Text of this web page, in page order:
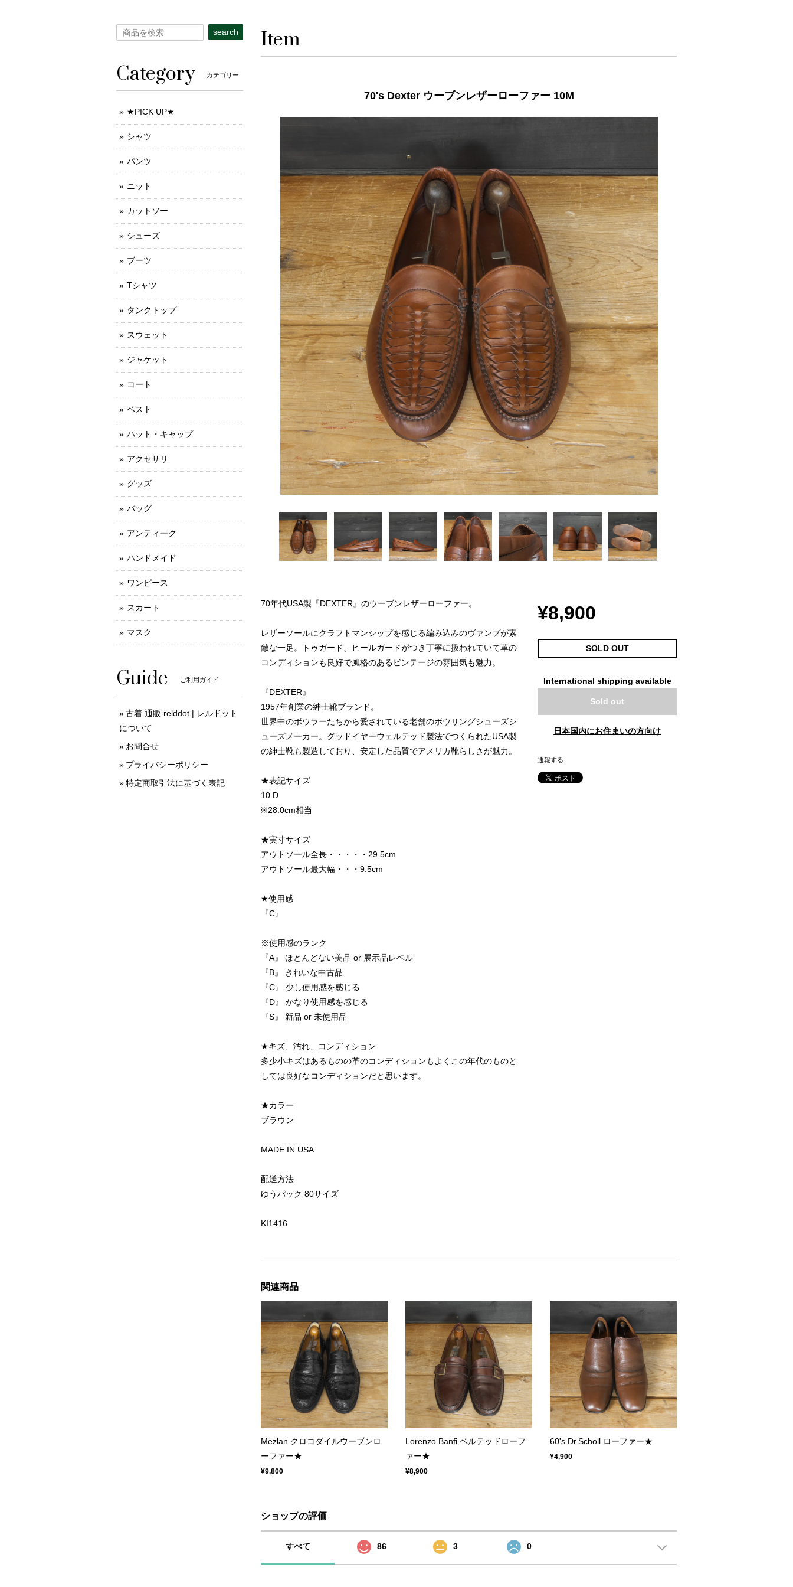
Item
70's Dexter ウーブンレザーローファー 10M
70年代USA製『DEXTER』のウーブンレザーローファー。
レザーソールにクラフトマンシップを感じる編み込みのヴァンプが素
敵な一足。トゥガード、ヒールガードがつき丁寧に扱われていて革の
コンディションも良好で風格のあるビンテージの雰囲気も魅力。
『DEXTER』
1957年創業の紳士靴ブランド。
世界中のボウラーたちから愛されている老舗のボウリングシューズシ
ューズメーカー。グッドイヤーウェルテッド製法でつくられたUSA製
の紳士靴も製造しており、安定した品質でアメリカ靴らしさが魅力。
★表記サイズ
10 D
※28.0cm相当
★実寸サイズ
アウトソール全長・・・・・29.5cm
アウトソール最大幅・・・9.5cm
★使用感
『C』
※使用感のランク
『A』 ほとんどない美品 or 展示品レベル
『B』 きれいな中古品
『C』 少し使用感を感じる
『D』 かなり使用感を感じる
『S』 新品 or 未使用品
★キズ、汚れ、コンディション
多少小キズはあるものの革のコンディションもよくこの年代のものと
しては良好なコンディションだと思います。
★カラー
ブラウン
MADE IN USA
配送方法
ゆうパック 80サイズ
KI1416
¥8,900
SOLD OUT
International shipping available
Sold out
日本国内にお住まいの方向け
通報する
関連商品
Mezlan クロコダイルウーブンロ
ーファー★
¥9,800
Lorenzo Banfi ベルテッドローフ
ァー★
¥8,900
60's Dr.Scholl ローファー★
¥4,900
ショップの評価
すべて 86 3 0
search
Category カテゴリー
★PICK UP★
シャツ
パンツ
ニット
カットソー
シューズ
ブーツ
Tシャツ
タンクトップ
スウェット
ジャケット
コート
ベスト
ハット・キャップ
アクセサリ
グッズ
バッグ
アンティーク
ハンドメイド
ワンピース
スカート
マスク
Guide ご利用ガイド
古着 通販 relddot | レルドット
について
お問合せ
プライバシーポリシー
特定商取引法に基づく表記